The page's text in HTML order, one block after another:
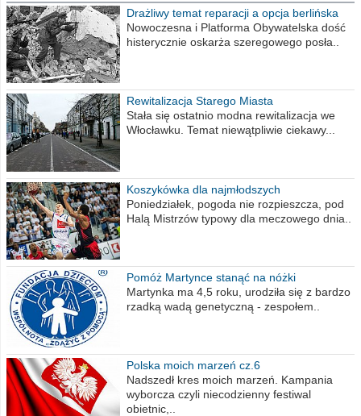
Drażliwy temat reparacji a opcja berlińska
Nowoczesna i Platforma Obywatelska dość
histerycznie oskarża szeregowego posła..
Rewitalizacja Starego Miasta
Stała się ostatnio modna rewitalizacja we
Włocławku. Temat niewątpliwie ciekawy...
Koszykówka dla najmłodszych
Poniedziałek, pogoda nie rozpieszcza, pod
Halą Mistrzów typowy dla meczowego dnia..
Pomóż Martynce stanąć na nóżki
Martynka ma 4,5 roku, urodziła się z bardzo
rzadką wadą genetyczną - zespołem..
Polska moich marzeń cz.6
Nadszedł kres moich marzeń. Kampania
wyborcza czyli niecodzienny festiwal
obietnic,..